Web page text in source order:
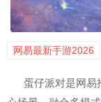
网易最新手游2026
蛋仔派对是网易